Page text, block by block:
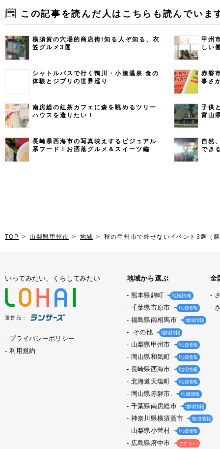
この記事を読んだ人はこちらも読んでいま
横須賀の穴場的商店街!知る人ぞ知る、衣
笠グルメ3選
甲州
しい
シャトルバスで行く鴨川・小湊温泉 食の
体験とジブリの世界巡り
赤磐
事さ
南房総の紅茶カフェに森を眺めるツリー
ハウスを造りたい！
子供
富山
長崎県西海市の写真映えするビジュアル
系フード！お洒落グルメ＆スイーツ編
自然
でき
TOP 山梨県甲州市 地域 秋の甲州市で外せないイベント3選（
いってみたい、くらしてみたい
運営元：
プライバシーポリシー
利用規約
地域から選ぶ
熊本県錦町 地域情報
千葉県市原市 地域情報
福島県南相馬市 地域情報
その他 地域情報
山梨県甲州市 地域情報
岡山県和気町 地域情報
長崎県西海市 地域情報
北海道天塩町 地域情報
岡山県赤磐市. 地域情報
千葉県南房総市 地域情報
神奈川県横須賀市 地域情報
山梨県小菅村 地域情報
広島県府中市 さすらい
全